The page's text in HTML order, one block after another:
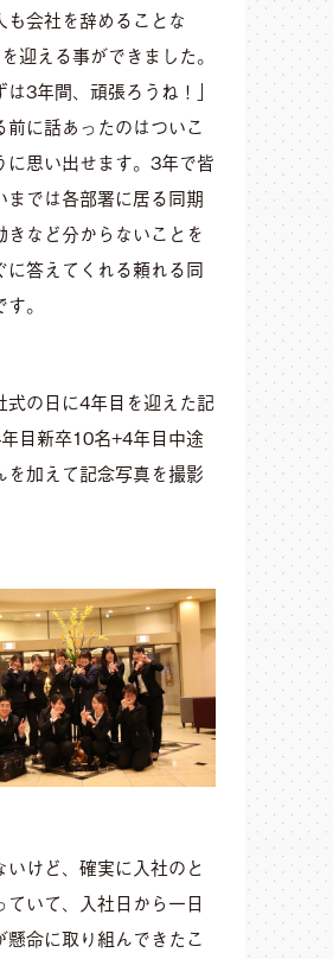
も会社を辞めることな
迎える事ができました。
3年間、頑張ろうね！」
前に話あったのはついこ
思い出せます。 3年で皆
までは各部署に居る同期
きなど分からないことを
に答えてくれる頼れる同
。
式の日に4年目を迎えた記
目新卒10名+4年目中途
を加えて記念写真を撮影
いけど、確実に入社のと
ていて、入社日から一日
懸命に取り組んできたこ